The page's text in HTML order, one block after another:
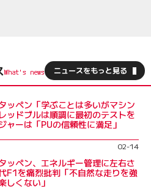
ニュースをもっと見る
ッペン「学ぶことは多いがマシン
ッドブルは順調に最初のテストを
ャーは「PUの信頼性に満足」
02-14
ッペン、エネルギー管理に左右さ
F1を痛烈批判「不自然な走りを強
しくない」